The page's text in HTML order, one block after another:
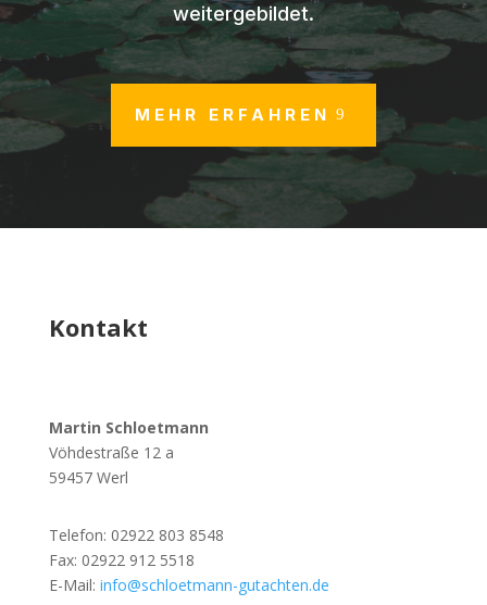
weitergebildet.
MEHR ERFAHREN
Kontakt
Martin Schloetmann
Vöhdestraße 12 a
59457 Werl
Telefon: 02922 803 8548
Fax: 02922 912 5518
E-Mail: info@schloetmann-gutachten.de